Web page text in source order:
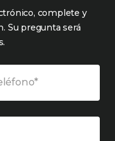
complete y
Su pregunta será